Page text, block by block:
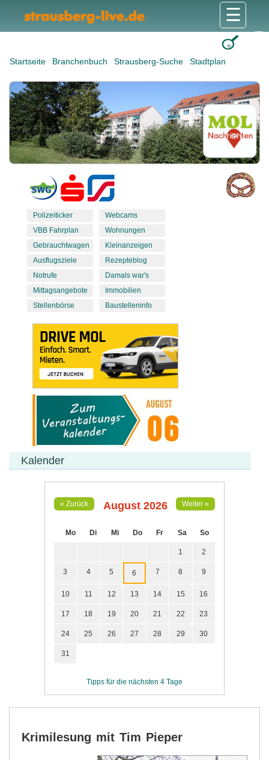
Startseite Branchenbuch Strausberg-Suche Stadtplan
☰
Polizeiticker
VBB Fahrplan
Gebrauchtwagen
Ausflugsziele
Notrufe
Mittagsangebote
Stellenbörse
Webcams
Wohnungen
Kleinanzeigen
Rezepteblog
Damals war's
Immobilien
Baustelleninfo
Kalender
« Zurück August 2026 Weiter »
Mo Di Mi Do Fr Sa So
1 2
3 4 5 6 7 8 9
10 11 12 13 14 15 16
17 18 19 20 21 22 23
24 25 26 27 28 29 30
31
Tipps für die nächsten 4 Tage
Krimilesung mit Tim Pieper